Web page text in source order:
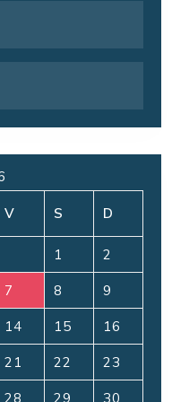
V S D
1 2
7 8 9
14 15 16
21 22 23
28 29 30